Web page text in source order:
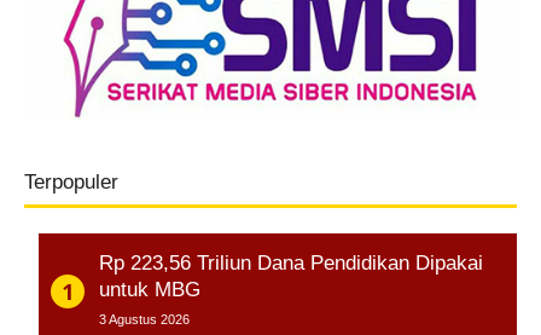
Terpopuler
Rp 223,56 Triliun Dana Pendidikan Dipakai
untuk MBG
3 Agustus 2026